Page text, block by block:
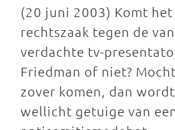
(20 juni 2003) Komt
rechtszaak tegen de
verdachte tv-
Friedman of niet?
zover komen, dan
wellicht getuige van